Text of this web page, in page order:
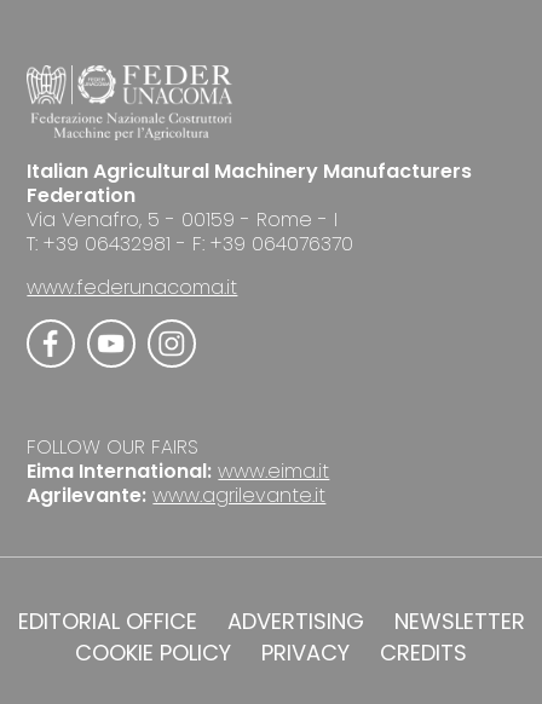
Italian Agricultural Machinery Manufacturers
Federation
Via Venafro, 5 - 00159 - Rome - I
T: +39 06432981 - F: +39 064076370
www.federunacoma.it
FOLLOW OUR FAIRS
Eima International: www.eima.it
Agrilevante: www.agrilevante.it
EDITORIAL OFFICE ADVERTISING
NEWSLETTER
COOKIE POLICY
PRIVACY CREDITS